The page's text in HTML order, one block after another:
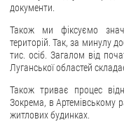
документи.
Також ми фіксуємо
територій. Так, за минулу
тис. осіб. Загалом від
Луганської областей
Також триває процес
Зокрема, в Артемівському
житлових будинках.